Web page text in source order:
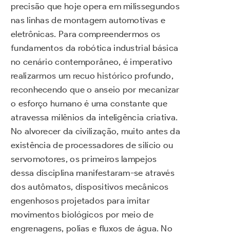
precisão que hoje opera em milissegundos
nas linhas de montagem automotivas e
eletrônicas. Para compreendermos os
fundamentos da robótica industrial básica
no cenário contemporâneo, é imperativo
realizarmos um recuo histórico profundo,
reconhecendo que o anseio por mecanizar
o esforço humano é uma constante que
atravessa milênios da inteligência criativa.
No alvorecer da civilização, muito antes da
existência de processadores de silício ou
servomotores, os primeiros lampejos
dessa disciplina manifestaram-se através
dos autômatos, dispositivos mecânicos
engenhosos projetados para imitar
movimentos biológicos por meio de
engrenagens, polias e fluxos de água. No